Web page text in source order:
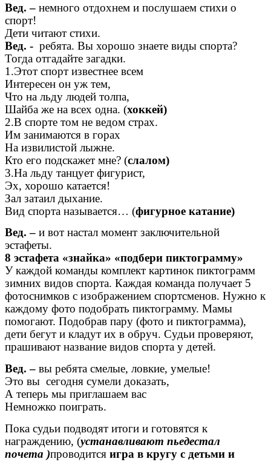
Вед. – немного отдохнем и послушаем стихи о
спорт!
Дети читают стихи.
Вед. - ребята. Вы хорошо знаете виды спорта?
Тогда отгадайте загадки.
1.Этот спорт известнее всем
Интересен он уж тем,
Что на льду людей толпа,
Шайба же на всех одна. (хоккей)
2.В спорте том не ведом страх.
Им занимаются в горах
На извилистой лыжне.
Кто его подскажет мне? (слалом)
3.На льду танцует фигурист,
Эх, хорошо катается!
Зал затаил дыхание.
Вид спорта называется… (фигурное катание)
Вед. – и вот настал момент заключительной
эстафеты.
8 эстафета «знайка» «подбери пиктограмму»
У каждой команды комплект картинок пиктограмм
зимних видов спорта. Каждая команда получает 5
фотоснимков с изображением спортсменов. Нужно к
каждому фото подобрать пиктограмму. Мамы
помогают. Подобрав пару (фото и пиктограмма),
дети бегут и кладут их в обруч. Судьи проверяют,
прашивают название видов спорта у детей.
Вед. – вы ребята смелые, ловкие, умелые!
Это вы сегодня сумели доказать,
А теперь мы приглашаем вас
Немножко поиграть.
Пока судьи подводят итоги и готовятся к
награждению, (устанавливают пьедестал
почета )проводится игра в кругу с детьми и